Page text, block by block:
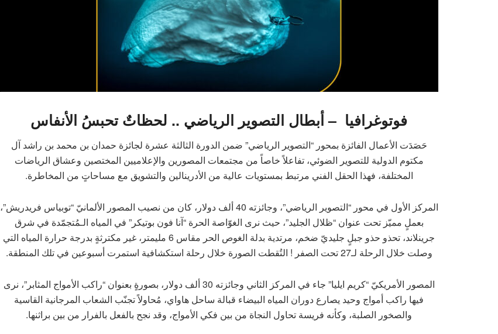
فوتوغرافيا –أبطال التصوير الرياضي .. لحظاتٌ تحبسُ الأنفاس
حَصَدَت الأعمال الفائزة بمحور “التصوير الرياضي” ضمن الدورة الثالثة عشرة لجائزة حمدان بن محمد بن راشد آل
مكتوم الدولية للتصوير الضوئي، تفاعلاً خاصاً من مجتمعات المصورين والإعلاميين المختصين وعشاق الرياضات
المختلفة، فهذا الحقل الفني مرتبط بمستويات عالية من الأدرينالين والتشويق مع مساحاتٍ من المخاطرة.
المركز الأول في محور “التصوير الرياضي”، وجائزته 40 ألف دولار، كان من نصيب المصور الألمانيّ “توبياس فريدريش”،
بعملٍ مميّز تحت عنوان “ظلال الجليد”، حيث نرى الغوّاصة الحرة “آنا فون بوتيكر” في المياه الـمُتجمّدة في شرق
جرينلاند، تحذو حذو جبلٍ جليديّ ضخم، مرتدية بدلة الغوص الحر مقاس 6 مليمتر، غير مكترثةٍ بدرجة حرارة المياه التي
وصلت خلال الرحلة لـ27 تحت الصفر ! التُقطت الصورة خلال رحلة استكشافية استمرت أسبوعين في تلك المنطقة.
المصور الأمريكيّ “كريم ايليا” جاء في المركز الثاني وجائزته 30 ألف دولار، بصورةٍ بعنوان “راكب الأمواج المثابر”، نرى
فيها راكب أمواج وحيد يصارع دوران المياه البيضاء قبالة ساحل هاواي، مُحاولاً تجنّب الشعاب المرجانية القاسية
والصخور الصلبة، وكأنه فريسة تحاول النجاة من بين فكي الأمواج، وقد نجح بالفعل بالفرار من بين براثنها.